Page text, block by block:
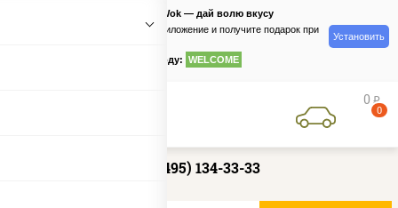
PizzaSushiWok — дай волю вкусу
Скачайте приложение и получите подарок при
по промокоду: WELCOME
Установить
0 руб
0
+7 (495) 134-33-33